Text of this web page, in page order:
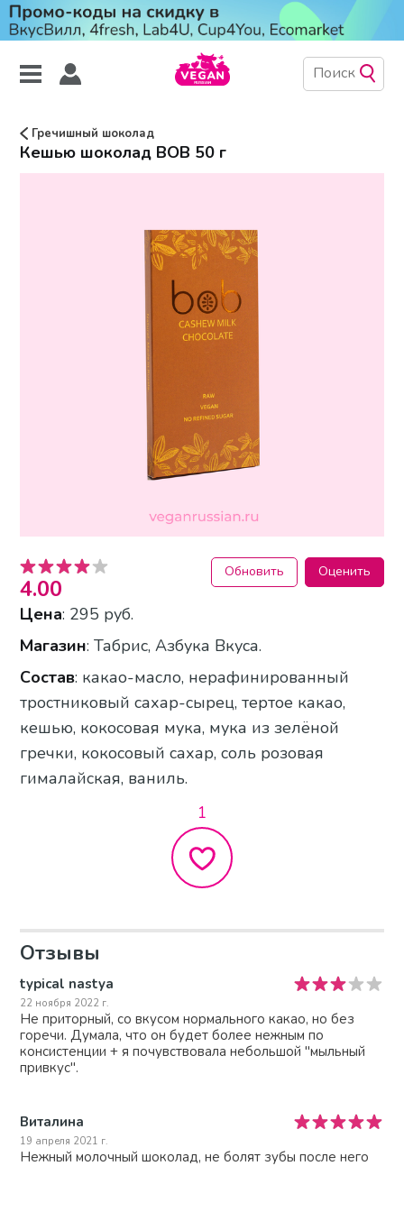
Гречишный шоколад
Кешью шоколад BOB 50 г
4.00
Обновить Оценить
Цена: 295 руб.
Магазин: Табрис, Азбука Вкуса.
Состав: какао-масло, нерафинированный
тростниковый сахар-сырец, тертое какао,
кешью, кокосовая мука, мука из зелёной
гречки, кокосовый сахар, соль розовая
гималайская, ваниль.
1
Отзывы
typical nastya
22 ноября 2022 г.
Не приторный, со вкусом нормального какао, но без
горечи. Думала, что он будет более нежным по
консистенции + я почувствовала небольшой "мыльный
привкус".
Виталина
19 апреля 2021 г.
Нежный молочный шоколад, не болят зубы после него